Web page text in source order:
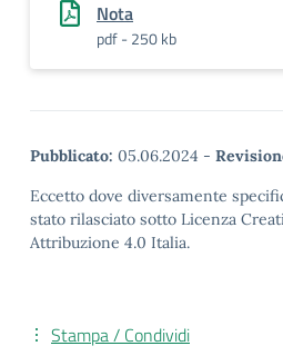
Nota
pdf - 250 kb
Pubblicato: 05.06.2024 -
Eccetto dove diversamente
stato rilasciato sotto Licenza
Attribuzione 4.0 Italia.
Stampa / Condividi